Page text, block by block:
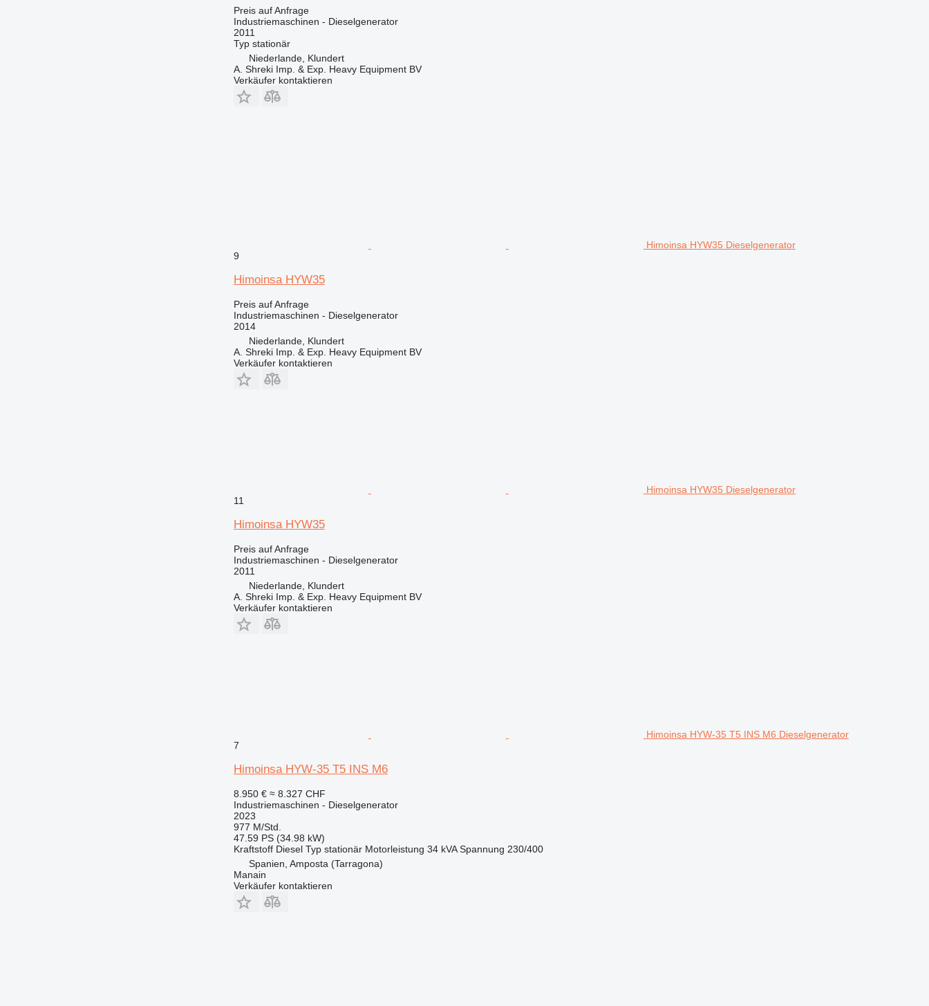
Preis auf Anfrage
Industriemaschinen - Dieselgenerator
2011
Typ stationär
Niederlande, Klundert
A. Shreki Imp. & Exp. Heavy Equipment BV
Verkäufer kontaktieren
Himoinsa HYW35 Dieselgenerator
9
Himoinsa HYW35
Preis auf Anfrage
Industriemaschinen - Dieselgenerator
2014
Niederlande, Klundert
A. Shreki Imp. & Exp. Heavy Equipment BV
Verkäufer kontaktieren
Himoinsa HYW35 Dieselgenerator
11
Himoinsa HYW35
Preis auf Anfrage
Industriemaschinen - Dieselgenerator
2011
Niederlande, Klundert
A. Shreki Imp. & Exp. Heavy Equipment BV
Verkäufer kontaktieren
Himoinsa HYW-35 T5 INS M6 Dieselgenerator
7
Himoinsa HYW-35 T5 INS M6
8.950 € ≈ 8.327 CHF
Industriemaschinen - Dieselgenerator
2023
977 M/Std.
47.59 PS (34.98 kW)
Kraftstoff Diesel Typ stationär Motorleistung 34 kVA Spannung 230/400
Spanien, Amposta (Tarragona)
Manain
Verkäufer kontaktieren